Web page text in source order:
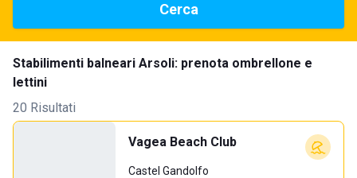
Cerca
Stabilimenti balneari Arsoli: prenota ombrellone e
lettini
20 Risultati
Vagea Beach Club
Castel Gandolfo